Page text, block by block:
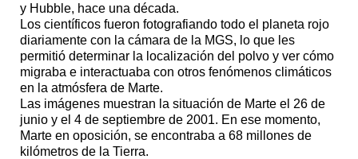
y Hubble, hace una década.
Los científicos fueron fotografiando todo el planeta rojo
diariamente con la cámara de la MGS, lo que les
permitió determinar la localización del polvo y ver cómo
migraba e interactuaba con otros fenómenos climáticos
en la atmósfera de Marte.
Las imágenes muestran la situación de Marte el 26 de
junio y el 4 de septiembre de 2001. En ese momento,
Marte en oposición, se encontraba a 68 millones de
kilómetros de la Tierra.